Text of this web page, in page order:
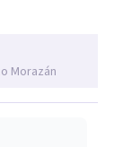
Morazán